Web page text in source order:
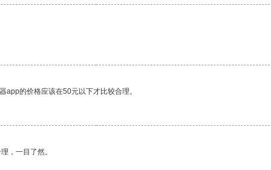
app的价格应该在50元以下才比较合理。
，一目了然。